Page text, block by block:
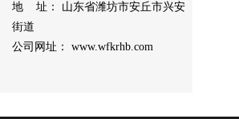
地 址： 山东省潍坊市安丘市兴安
街道
公司网址： www.wfkrhb.com